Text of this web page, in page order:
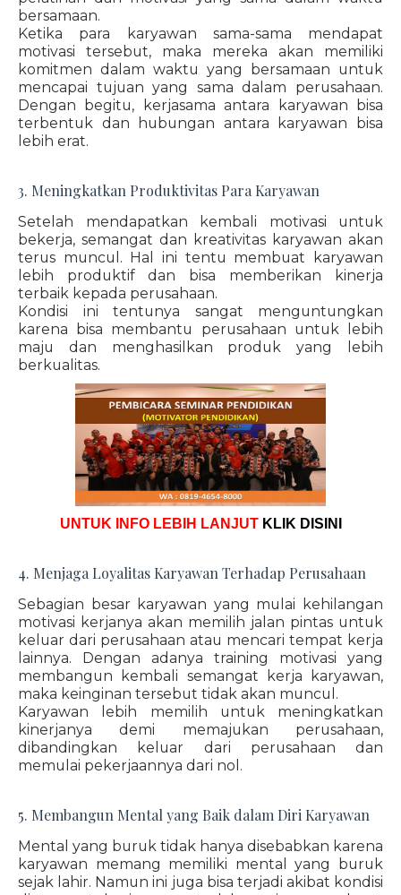
bersamaan.
Ketika para karyawan sama-sama mendapat
motivasi tersebut, maka mereka akan memiliki
komitmen dalam waktu yang bersamaan untuk
mencapai tujuan yang sama dalam perusahaan.
Dengan begitu, kerjasama antara karyawan bisa
terbentuk dan hubungan antara karyawan bisa
lebih erat.
3. Meningkatkan Produktivitas Para Karyawan
Setelah mendapatkan kembali motivasi untuk
bekerja, semangat dan kreativitas karyawan akan
terus muncul. Hal ini tentu membuat karyawan
lebih produktif dan bisa memberikan kinerja
terbaik kepada perusahaan.
Kondisi ini tentunya sangat menguntungkan
karena bisa membantu perusahaan untuk lebih
maju dan menghasilkan produk yang lebih
berkualitas.
UNTUK INFO LEBIH LANJUT KLIK DISINI
4. Menjaga Loyalitas Karyawan Terhadap Perusahaan
Sebagian besar karyawan yang mulai kehilangan
motivasi kerjanya akan memilih jalan pintas untuk
keluar dari perusahaan atau mencari tempat kerja
lainnya. Dengan adanya training motivasi yang
membangun kembali semangat kerja karyawan,
maka keinginan tersebut tidak akan muncul.
Karyawan lebih memilih untuk meningkatkan
kinerjanya demi memajukan perusahaan,
dibandingkan keluar dari perusahaan dan
memulai pekerjaannya dari nol.
5. Membangun Mental yang Baik dalam Diri Karyawan
Mental yang buruk tidak hanya disebabkan karena
karyawan memang memiliki mental yang buruk
sejak lahir. Namun ini juga bisa terjadi akibat kondisi